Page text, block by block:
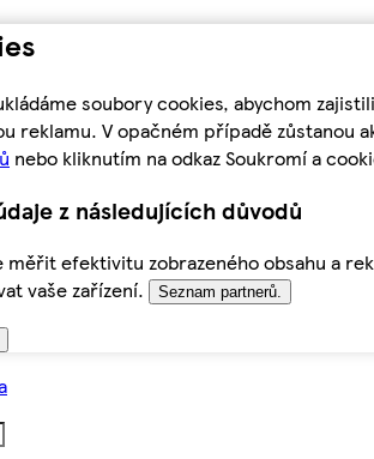
soubory cookies, abychom
reklamu. V opačném případě
nebo kliknutím na odkaz Soukromí a
z následujících důvodů
efektivitu zobrazeného obsahu a
vaše zařízení.
Seznam partnerů.